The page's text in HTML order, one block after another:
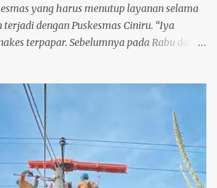
yang harus menutup layanan selama
dengan Puskesmas Ciniru. “Iya
terpapar. Sebelumnya pada Rabu dan
di Kuningan pernah ditutup
hari. Mulai dari Puskesmas Sukmulya
“Selain menerpakan protokol kesehatan,
mudahan tidak ada lagi yang terpapar,”
selain Sukamulya, juga Puskesmas
Garawangi, Cijoho, Luragung,